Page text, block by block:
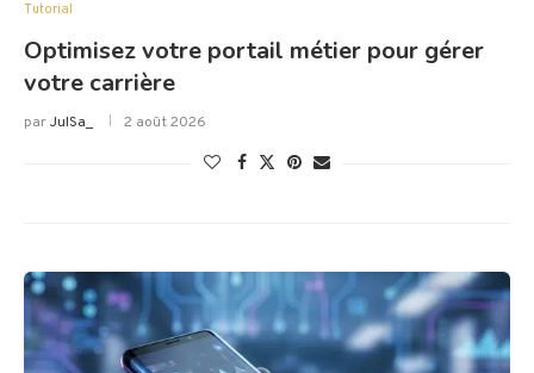
Tutorial
Optimisez votre portail métier pour gérer
votre carrière
parJulSa_ 2 août 2026